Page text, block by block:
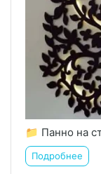
📁 Панно на
Подробнее